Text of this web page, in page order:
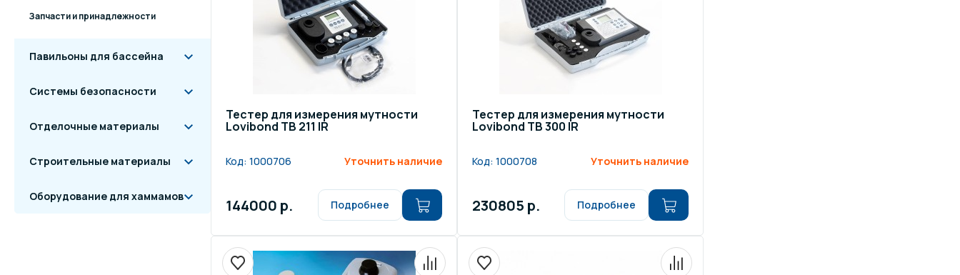
Запчасти и принадлежности
Павильоны для бассейна
Системы безопасности
Отделочные материалы
Строительные материалы
Оборудование для хаммамов
Тестер для измерения мутности
Lovibond TB 211 IR
Код: 1000706 Уточнить наличие
144000 р. Подробнее
Тестер для измерения мутности
Lovibond TB 300 IR
Код: 1000708 Уточнить наличие
230805 р. Подробнее